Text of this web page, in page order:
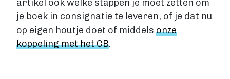
Kookboek
Reisboek
Boek schrijven
FICTIE
artikel ook welke stappen je moet zetten om
je boek in consignatie te leveren, of je dat nu
op eigen houtje doet of middels onze
koppeling met het CB.